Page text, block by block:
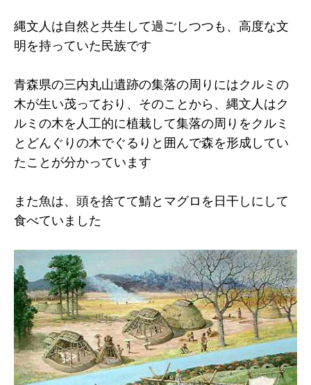
縄文人は自然と共生して過ごしつつも、高度な文
明を持っていた民族です
青森県の三内丸山遺跡の集落の周りにはクルミの
木が生い茂っており、そのことから、縄文人はク
ルミの木を人工的に植栽して集落の周りをクルミ
とどんぐりの木でぐるりと囲んで森を形成してい
たことが分かっています
また魚は、頭を捨てて鯖とマグロを日干しにして
食べていました